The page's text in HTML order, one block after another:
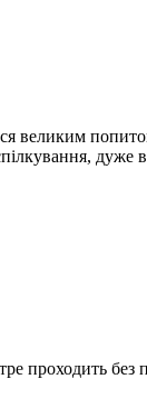
великим
дуже
проходить без